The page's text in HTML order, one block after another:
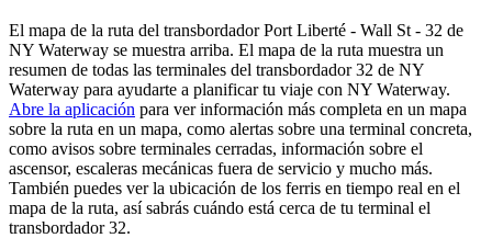
El mapa de la ruta del transbordador Port Liberté - Wall St - 32 de
NY Waterway se muestra arriba. El mapa de la ruta muestra un
resumen de todas las terminales del transbordador 32 de NY
Waterway para ayudarte a planificar tu viaje con NY Waterway.
Abre la aplicación para ver información más completa en un mapa
sobre la ruta en un mapa, como alertas sobre una terminal concreta,
como avisos sobre terminales cerradas, información sobre el
ascensor, escaleras mecánicas fuera de servicio y mucho más.
También puedes ver la ubicación de los ferris en tiempo real en el
mapa de la ruta, así sabrás cuándo está cerca de tu terminal el
transbordador 32.